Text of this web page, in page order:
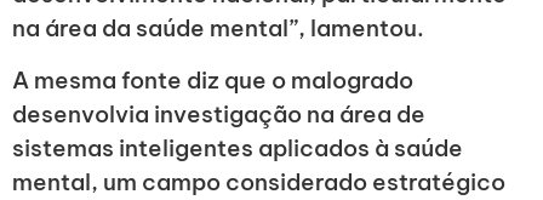
na área da saúde mental”, lamentou.
A mesma fonte diz que o malogrado
desenvolvia investigação na área de
sistemas inteligentes aplicados à saúde
mental, um campo considerado estratégico